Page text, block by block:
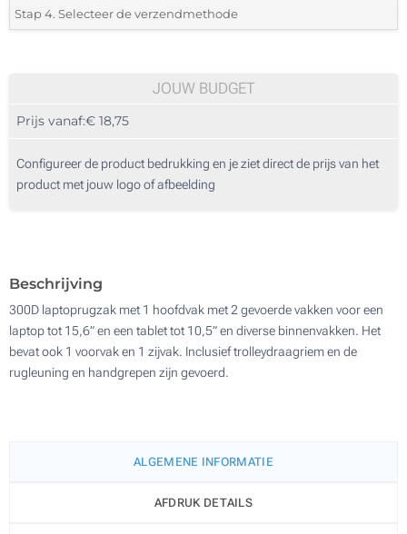
1 Kleur (Voorkant)
Borduren (Voorkant)
Zonder opdruk
*Selecteer uit de lijst of voeg het gewenste aantal in
10
50
Stap 4. Selecteer de verzendmethode
JOUW BUDGET
Prijs vanaf:€ 18,75
Configureer de product bedrukking en je ziet direct de prijs van het
product met jouw logo of afbeelding
Beschrijving
300D laptoprugzak met 1 hoofdvak met 2 gevoerde vakken voor een
laptop tot 15,6” en een tablet tot 10,5” en diverse binnenvakken. Het
bevat ook 1 voorvak en 1 zijvak. Inclusief trolleydraagriem en de
rugleuning en handgrepen zijn gevoerd.
ALGEMENE INFORMATIE
AFDRUK DETAILS